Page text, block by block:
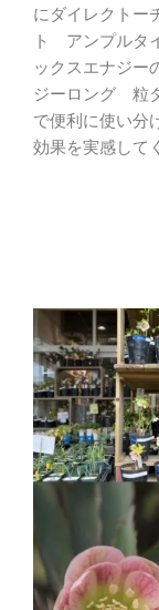
にダイレクトー
ト アンプルタ
ックスエナジー
ジーロング 粒
で便利に使い分
効果を実感して